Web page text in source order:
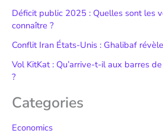
Déficit public 2025 : Quelles sont les
connaître ?
Conflit Iran États-Unis : Ghalibaf
Vol KitKat : Qu’arrive-t-il aux barres
?
Categories
Economics